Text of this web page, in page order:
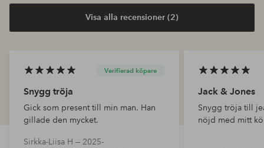
Visa alla recensioner (2)
Verifierad köpare
Snygg tröja
Gick som present till min man. Han
gillade den mycket.
Sirkka-Liisa H — 2025-
Jack & Jones
Snygg tröja till
nöjd med mitt